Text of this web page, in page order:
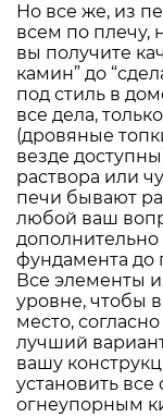
Но все же, из
всем по плечу,
вы получите
камин” до
под стиль в
все дела,
(дровяные
везде
раствора или
печи бывают
любой ваш
дополнительно
фундамента до
Все элементы
уровне, чтобы
место,
лучший
вашу
установить все
огнеупорным